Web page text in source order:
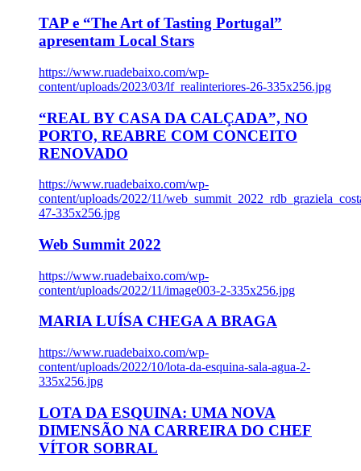
TAP e “The Art of Tasting Portugal”
apresentam Local Stars
https://www.ruadebaixo.com/wp-
content/uploads/2023/03/lf_realinteriores-26-335x256.jpg
“REAL BY CASA DA CALÇADA”, NO
PORTO, REABRE COM CONCEITO
RENOVADO
https://www.ruadebaixo.com/wp-
content/uploads/2022/11/
47-335x256.jpg
Web Summit 2022
https://www.ruadebaixo.com/wp-
content/uploads/2022/11/image003-2-335x256.jpg
MARIA LUÍSA CHEGA A BRAGA
https://www.ruadebaixo.com/wp-
content/uploads/2022/10/lota-da-esquina-sala-agua-2-
335x256.jpg
LOTA DA ESQUINA: UMA NOVA
DIMENSÃO NA CARREIRA DO CHEF
VÍTOR SOBRAL